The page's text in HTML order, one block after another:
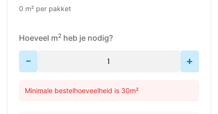
0 m² per pakket
Hoeveel m2 heb je nodig?
- +
Minimale bestelhoeveelheid is 30m²